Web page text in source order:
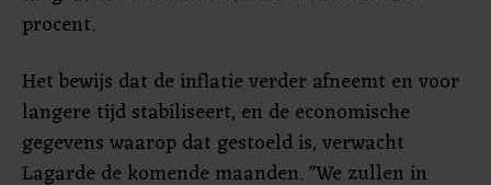
procent.
Het bewijs dat de inflatie verder afneemt en voor
langere tijd stabiliseert, en de economische
gegevens waarop dat gestoeld is, verwacht
Lagarde de komende maanden. "We zullen in